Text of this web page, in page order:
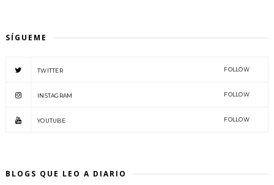
SÍGUEME
TWITTER FOLLOW
INSTAGRAM FOLLOW
YOUTUBE FOLLOW
BLOGS QUE LEO A DIARIO